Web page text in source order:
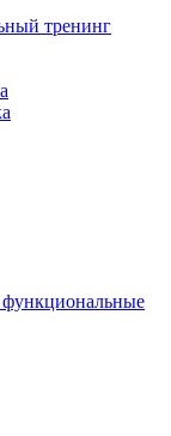
тренинг